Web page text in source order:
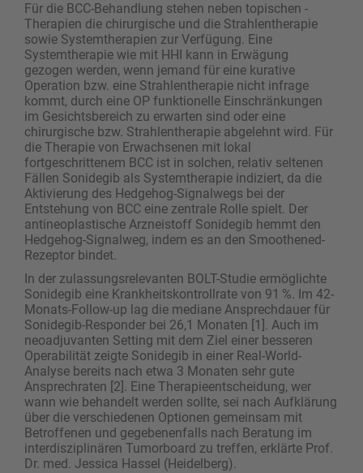
Für die BCC-Behandlung stehen neben topischen ­
Therapien die chirurgische und die Strahlentherapie
sowie Systemtherapien zur Verfügung. Eine
Systemtherapie wie mit HHI kann in Erwägung
gezogen werden, wenn jemand für eine kurative
Operation bzw. eine ­Strahlentherapie nicht infrage
kommt, durch eine OP funktionelle Einschränkungen
im Gesichtsbereich zu erwarten sind oder eine
chirurgische bzw. Strahlentherapie abgelehnt wird. Für
die Therapie von Erwachsenen mit lokal
fortgeschrittenem BCC ist in solchen, relativ seltenen
Fällen Sonidegib als Systemtherapie indiziert, da die
Aktivierung des Hedge­hog-Signalwegs bei der
Entstehung von BCC eine zentrale Rolle spielt. Der
antineoplastische ­Arzneistoff Sonidegib hemmt den
Hedgehog-Signalweg, indem es an den Smoothened-
Rezeptor bindet.
In der zulassungsrelevanten BOLT-Studie ermöglichte
Sonidegib eine Krankheitskontrollrate von 91 %. Im 42-
Monats-Follow-up lag die mediane Ansprechdauer für
Sonidegib-Responder bei 26,1 Monaten [1]. Auch im
neoadjuvanten Setting mit dem Ziel einer besseren
Operabilität zeigte Sonidegib in einer Real-World-
Analyse bereits nach etwa 3 Monaten sehr gute
Ansprechraten [2]. Eine Therapieentscheidung, wer
wann wie behandelt werden sollte, sei nach Aufklärung
über die verschiedenen Optionen gemeinsam mit
Betroffenen und gegebenenfalls nach Beratung im
interdisziplinären Tumorboard zu treffen, erklärte Prof.
Dr. med. Jessica Hassel (Heidelberg).